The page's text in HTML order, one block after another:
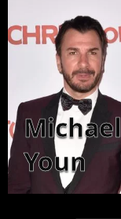
Michael
Youn